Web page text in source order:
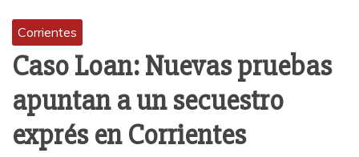
Corrientes
Caso Loan: Nuevas pruebas
apuntan a un secuestro
exprés en Corrientes